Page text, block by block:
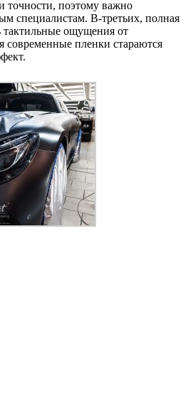
точности, поэтому важно
специалистам. В-третьих, полная
тактильные ощущения от
современные пленки стараются